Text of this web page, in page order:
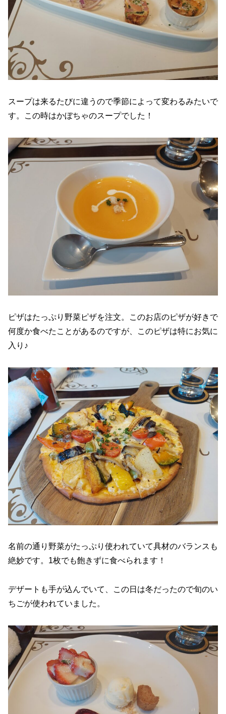
スープは来るたびに違うので季節によって変わるみたいで
す。この時はかぼちゃのスープでした！
ピザはたっぷり野菜ピザを注文。このお店のピザが好きで
何度か食べたことがあるのですが、このピザは特にお気に
入り♪
名前の通り野菜がたっぷり使われていて具材のバランスも
絶妙です。1枚でも飽きずに食べられます！
デザートも手が込んでいて、この日は冬だったので旬のい
ちごが使われていました。